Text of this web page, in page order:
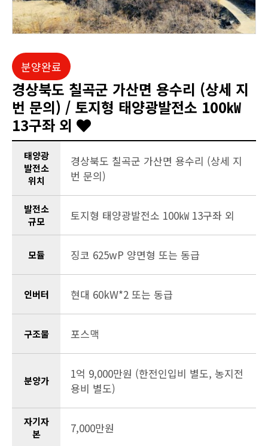
분양완료
경상북도 칠곡군 가산면 용수리 (상세 지
번 문의) / 토지형 태양광발전소 100㎾
13구좌 외
태양광
발전소
위치
경상북도 칠곡군 가산면 용수리 (상세 지
번 문의)
발전소
규모
토지형 태양광발전소 100㎾ 13구좌 외
모듈 징코 625wP 양면형 또는 동급
인버터 현대 60kW*2 또는 동급
구조물 포스맥
분양가
1억 9,000만원 (한전인입비 별도, 농지전
용비 별도)
자기자
본
7,000만원